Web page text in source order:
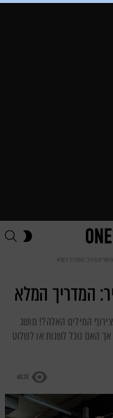
SKIN
חומרים מהיר: המדריך המלא
המדריך המלא
המילים האלה?! מושג
האם נוכל לשנות או לשלוט
60.2k